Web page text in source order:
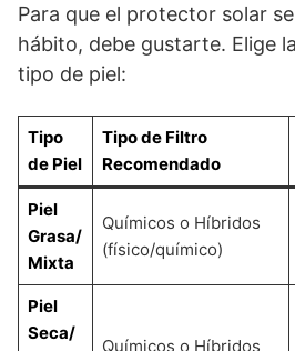
Para que el protector solar
hábito, debe gustarte. Elige
tipo de piel:
Tipo
de Piel
Tipo de Filtro
Recomendado
Piel
Grasa/
Mixta
Químicos o Híbridos
(físico/químico)
Piel
Seca/
Químicos o Híbridos